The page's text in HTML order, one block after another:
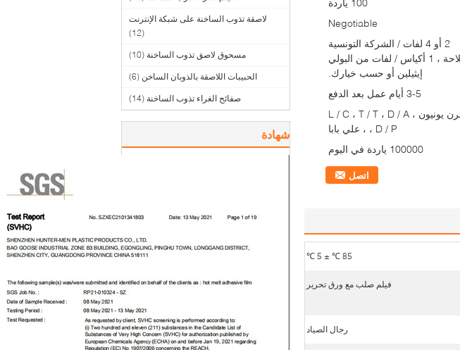
لاصقة تذوب الساخنة على شبكة الإنترنت
(12)
مسحوق لاصق تذوب الساخنة (10)
الحبيبات اللاصقة بالذوبان الساخن (6)
صفائح الغراء تذوب الساخنة (14)
شهادة
100 ياردة
Negotiable
2 أو 4 لفات / الشركة التونسية
للملاحة ، 1 أكياس / لفات من البولي
إيثيلين أو حسب خيارك.
3-5 أيام عمل بعد الدفع
ويسترن يونيون ، L / C ، T / T ، D / A
، D / P ، علي بابا
100000 ياردة في اليوم
اتصل
85 ℃ ± 5 ℃
فيلم صلب مع ورق تحرير
رجال الصياد